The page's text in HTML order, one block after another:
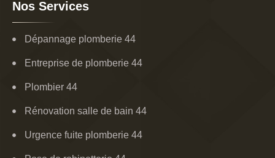
Nos Services
Dépannage plomberie 44
Entreprise de plomberie 44
Plombier 44
Rénovation salle de bain 44
Urgence fuite plomberie 44